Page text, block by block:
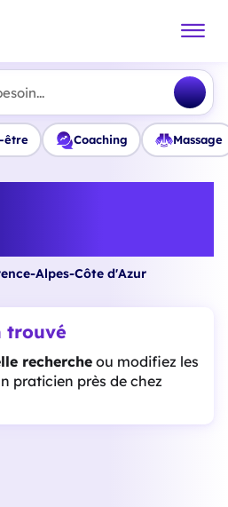
être Coaching Massage
Alpes-Côte d'Azur
trouvé
rechercheou modifiez les
praticien près de chez